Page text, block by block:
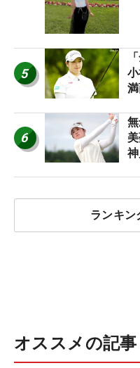
5
6
ランキン
オススメの記事